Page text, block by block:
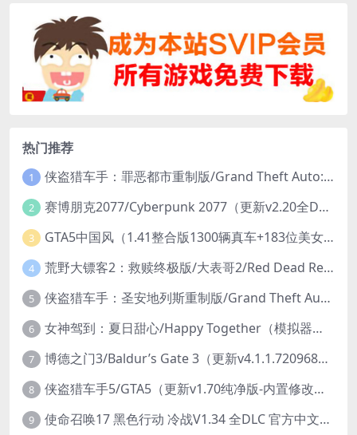
热门推荐
1 侠盗猎车手：罪恶都市重制版/Grand Theft Auto: Vice City – The Definitive Edition
2 赛博朋克2077/Cyberpunk 2077（更新v2.20全DLC）
3 GTA5中国风（1.41整合版1300辆真车+183位美女与英雄+200%存档）
4 荒野大镖客2：救赎终极版/大表哥2/Red Dead Redemption 2: Ultimate Edition（更新v1491.50终极版）
5 侠盗猎车手：圣安地列斯重制版/Grand Theft Auto: San Andreas – The Definitive Edition（更新v1.113.49697469）
6 女神驾到：夏日甜心/Happy Together（模拟器版-升级豪华终极珍藏版+全DLC）
7 博德之门3/Baldur’s Gate 3（更新v4.1.1.7209685）
8 侠盗猎车手5/GTA5（更新v1.70纯净版-内置修改器+通关存档）
9 使命召唤17 黑色行动 冷战V1.34 全DLC 官方中文版COD17